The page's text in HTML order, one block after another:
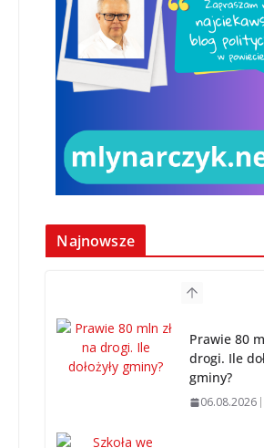
Najnowsze
Prawie 80
drogi. Ile
gminy?
06.08.2026